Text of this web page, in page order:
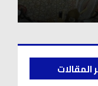
المقالات